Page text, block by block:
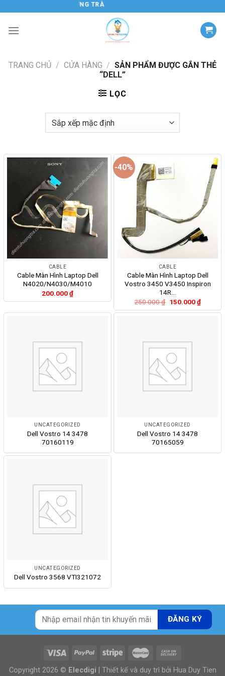
nội
ĐIỆN TỬ HƯƠNG TRÀ
TRANG CHỦ / CỬA HÀNG / SẢN PHẨM ĐƯỢC GẮN THẺ
“DELL”
LỌC
CABLE
Cable Màn Hình Laptop Dell
N4020/N4030/M4010
200.000₫
-40%
CABLE
Cable Màn Hình Laptop Dell
Vostro 3450 V3450 Inspiron
14R…
250.000₫ Giá
là:
150.000₫Giá
hiện
tại
UNCATEGORIZED
Dell Vostro 14 3478
70160119
UNCATEGORIZED
Dell Vostro 14 3478
70165059
UNCATEGORIZED
Dell Vostro 3568 VTI321072
Copyright 2026 © Elecdigi | Thiết kế và duy trì bởi Hua Duy Tien